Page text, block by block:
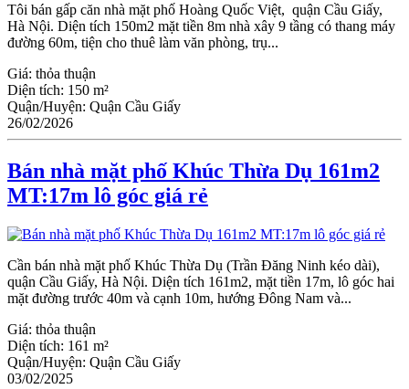
Tôi bán gấp căn nhà mặt phố Hoàng Quốc Việt, quận Cầu Giấy,
Hà Nội. Diện tích 150m2 mặt tiền 8m nhà xây 9 tầng có thang máy
đường 60m, tiện cho thuê làm văn phòng, trụ...
Giá: thỏa thuận
Diện tích: 150 m²
Quận/Huyện: Quận Cầu Giấy
26/02/2026
Bán nhà mặt phố Khúc Thừa Dụ 161m2
MT:17m lô góc giá rẻ
Cần bán nhà mặt phố Khúc Thừa Dụ (Trần Đăng Ninh kéo dài),
quận Cầu Giấy, Hà Nội. Diện tích 161m2, mặt tiền 17m, lô góc hai
mặt đường trước 40m và cạnh 10m, hướng Đông Nam và...
Giá: thỏa thuận
Diện tích: 161 m²
Quận/Huyện: Quận Cầu Giấy
03/02/2025